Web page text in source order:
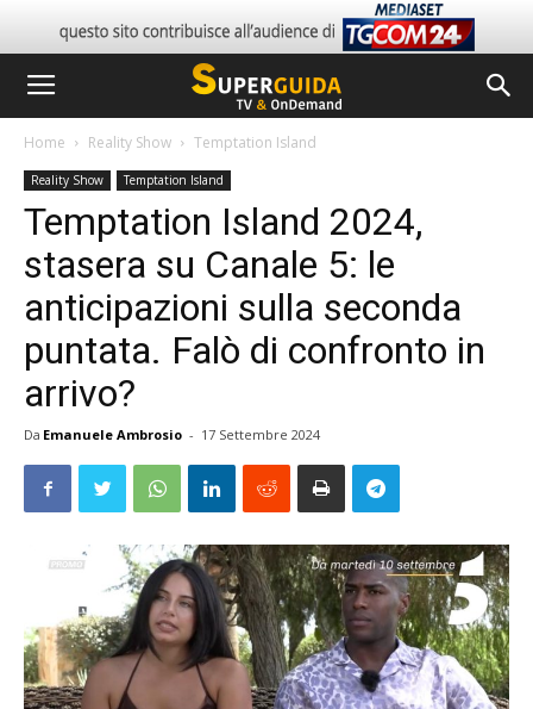
Home Reality Show Temptation Island
Reality Show Temptation Island
Temptation Island 2024,
stasera su Canale 5: le
anticipazioni sulla seconda
puntata. Falò di confronto in
arrivo?
Da Emanuele Ambrosio - 17 Settembre 2024